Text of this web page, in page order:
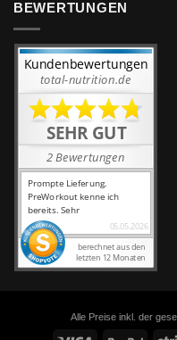
BEWERTUNGEN
Alle Preise inkl. der